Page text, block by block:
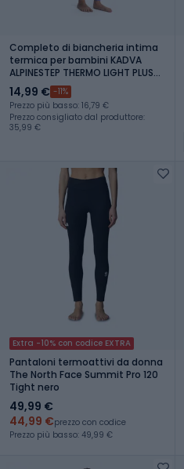
Completo di biancheria intima
termica per bambini KADVA
ALPINESTEP THERMO LIGHT PLUS
senza cuciture viola
14,99 € -11%
Prezzo più basso: 16,79 €
Prezzo consigliato dal produttore:
35,99 €
Extra -10% con codice EXTRA
Pantaloni termoattivi da donna
The North Face Summit Pro 120
Tight nero
49,99 €
44,99 €prezzo con codice
Prezzo più basso: 49,99 €